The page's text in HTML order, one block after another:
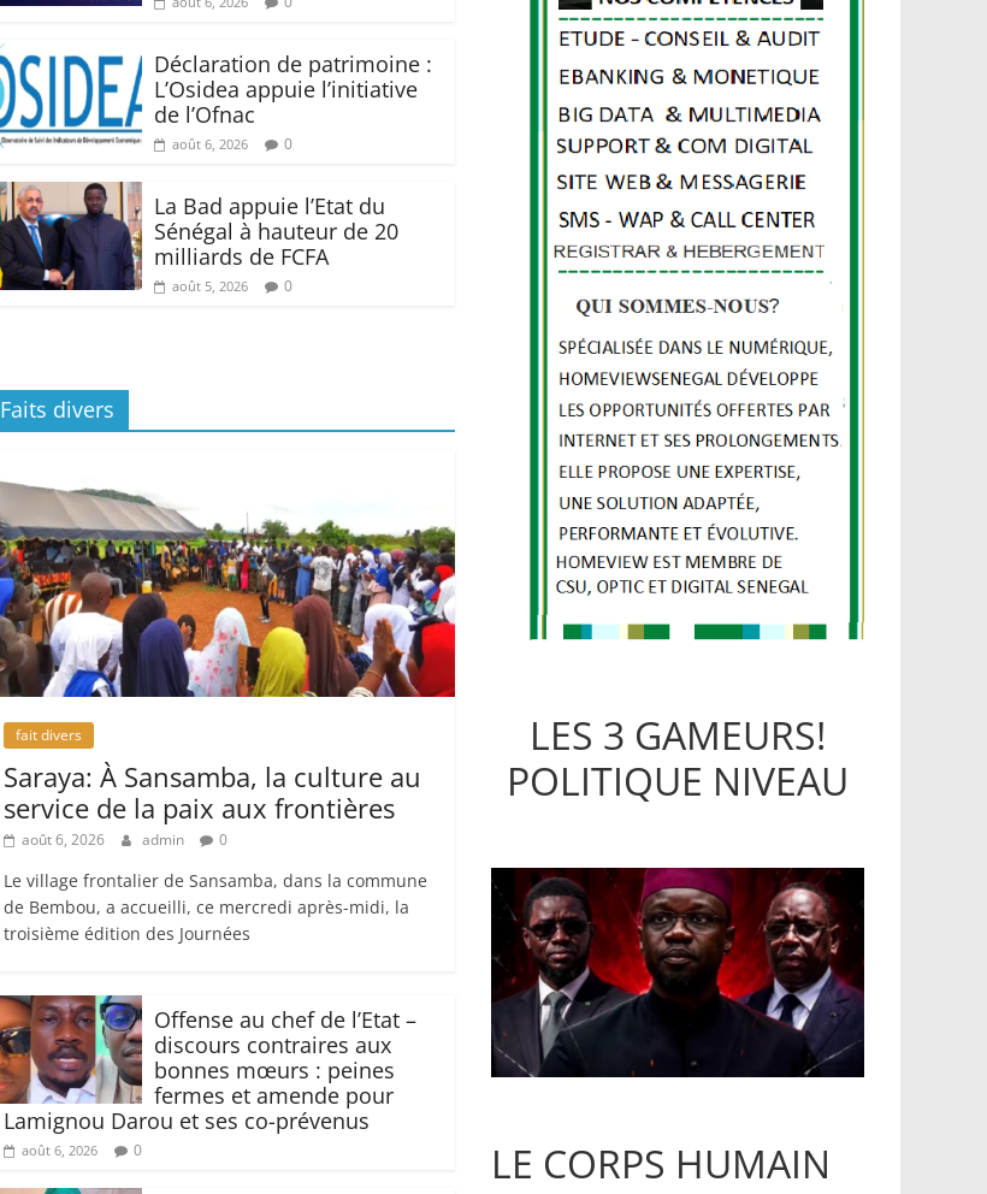
Déclaration de patrimoine :
L’Osidea appuie l’initiative
de l’Ofnac
août 6, 2026 0
La Bad appuie l’Etat du
Sénégal à hauteur de 20
milliards de FCFA
août 5, 2026 0
Faits divers
fait divers
Saraya: À Sansamba, la culture au
service de la paix aux frontières
août 6, 2026 admin 0
Le village frontalier de Sansamba, dans la commune
de Bembou, a accueilli, ce mercredi après-midi, la
troisième édition des Journées
Offense au chef de l’Etat –
discours contraires aux
bonnes mœurs : peines
fermes et amende pour
Lamignou Darou et ses co-prévenus
août 6, 2026 0
LES 3 GAMEURS!
POLITIQUE NIVEAU
LE CORPS HUMAIN